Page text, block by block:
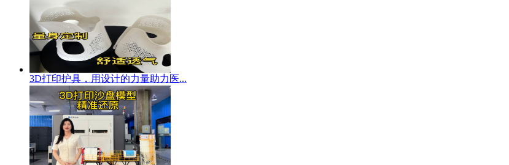
3D打印护具，用设计的力量助力医...